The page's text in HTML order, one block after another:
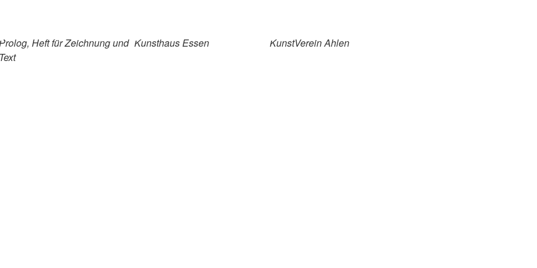
Prolog, Heft für Zeichnung und
Text
Kunsthaus Essen KunstVerein Ahlen